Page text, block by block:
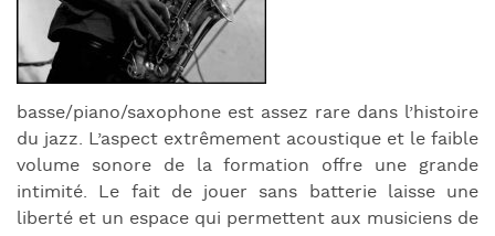
basse/piano/saxophone est assez rare dans l’histoire
du jazz. L’aspect extrêmement acoustique et le faible
volume sonore de la formation offre une grande
intimité. Le fait de jouer sans batterie laisse une
liberté et un espace qui permettent aux musiciens de